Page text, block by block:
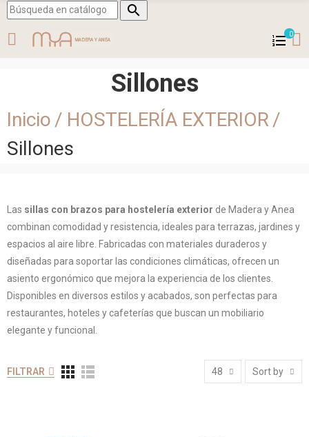

0
Sillones
Inicio
HOSTELERÍA EXTERIOR
Sillones
Las sillas con brazos para hostelería exterior de Madera y Anea
combinan comodidad y resistencia, ideales para terrazas, jardines y
espacios al aire libre. Fabricadas con materiales duraderos y
diseñadas para soportar las condiciones climáticas, ofrecen un
asiento ergonómico que mejora la experiencia de los clientes.
Disponibles en diversos estilos y acabados, son perfectas para
restaurantes, hoteles y cafeterías que buscan un mobiliario
elegante y funcional.
FILTRAR 48 Sort by